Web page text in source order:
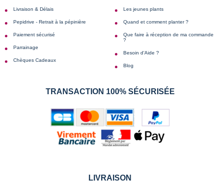
Livraison & Délais
Pepidrive - Retrait à la pépinière
Paiement sécurisé
Parrainage
Chèques Cadeaux
Les jeunes plants
Quand et comment planter ?
Que faire à réception de ma commande
?
Besoin d'Aide ?
Blog
TRANSACTION 100% SÉCURISÉE
LIVRAISON